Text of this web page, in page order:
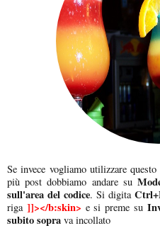
Se invece vogliamo utilizzare
più post dobbiamo andare su
sull'area del codice. Si digita
riga ]]></b:skin> e si preme su
subito sopra va incollato